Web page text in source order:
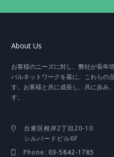
About Us
お客様のニーズに対し、弊社が長年
バルネットワークを基に、これらの
す。お客様と共に成長し、共に歩み
す。
台東区根岸2丁目20-10
シルバードビル6F
Phone: 03-5842-1785